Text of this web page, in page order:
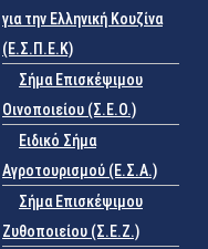
για την Ελληνική Κουζίνα
(Ε.Σ.Π.Ε.Κ)
Σήμα Επισκέψιμου
Οινοποιείου (Σ.Ε.Ο.)
Ειδικό Σήμα
Αγροτουρισμού (Ε.Σ.Α.)
Σήμα Επισκέψιμου
Ζυθοποιείου (Σ.Ε.Ζ.)